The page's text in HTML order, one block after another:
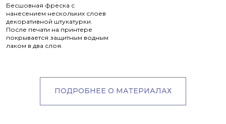
Бесшовная фреска с
нанесением нескольких слоев
декоративной штукатурки.
После печати на принтере
покрывается защитным водным
лаком в два слоя.
ПОДРОБНЕЕ О МАТЕРИАЛАХ